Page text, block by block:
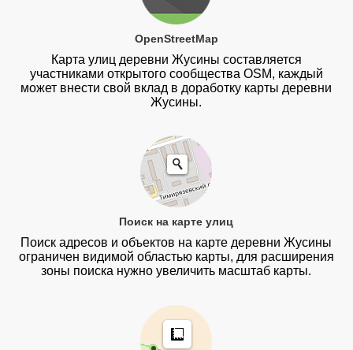
OpenStreetMap
Карта улиц деревни Жусины составляется
участниками открытого сообщества OSM, каждый
может внести свой вклад в доработку карты деревни
Жусины.
Поиск на карте улиц
Поиск адресов и объектов на карте деревни Жусины
ограничен видимой областью карты, для расширения
зоны поиска нужно увеличить масштаб карты.